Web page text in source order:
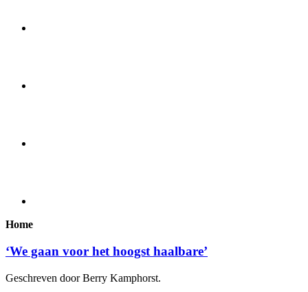
Home
‘We gaan voor het hoogst haalbare’
Geschreven door Berry Kamphorst.